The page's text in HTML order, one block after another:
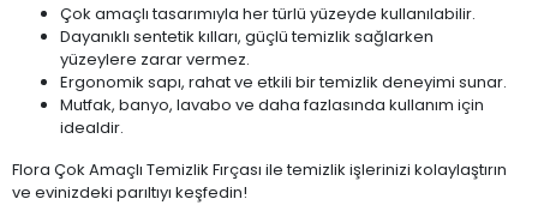
Çok amaçlı tasarımıyla her türlü yüzeyde kullanılabilir.
Dayanıklı sentetik kılları, güçlü temizlik sağlarken
yüzeylere zarar vermez.
Ergonomik sapı, rahat ve etkili bir temizlik deneyimi sunar.
Mutfak, banyo, lavabo ve daha fazlasında kullanım için
idealdir.
Flora Çok Amaçlı Temizlik Fırçası ile temizlik işlerinizi kolaylaştırın
ve evinizdeki parıltıyı keşfedin!